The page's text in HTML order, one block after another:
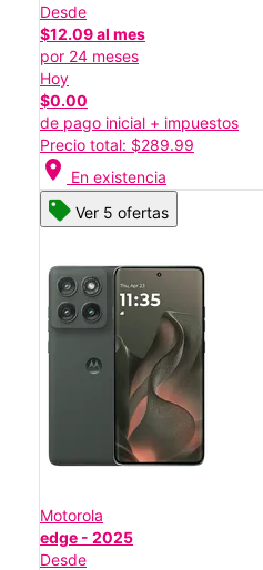
Desde
$12.09 al mes
por 24 meses
Hoy
$0.00
de pago inicial + impuestos
Precio total: $289.99
location_on En existencia
Ver 5 ofertas
Motorola
edge - 2025
Desde